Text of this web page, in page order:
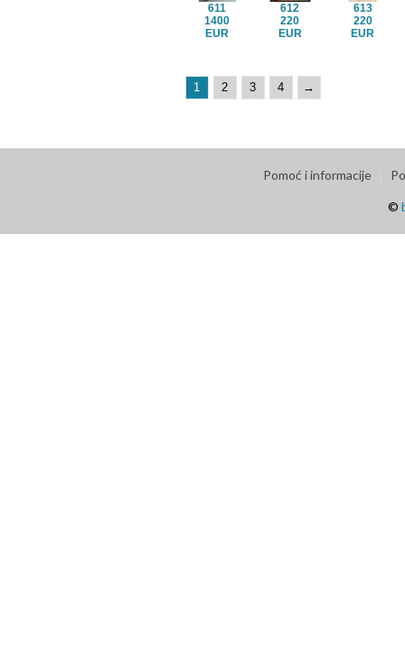
611
1400
EUR
612
220
EUR
613
220
EUR
1 2 3 4 →
Pomoć i informacije
©